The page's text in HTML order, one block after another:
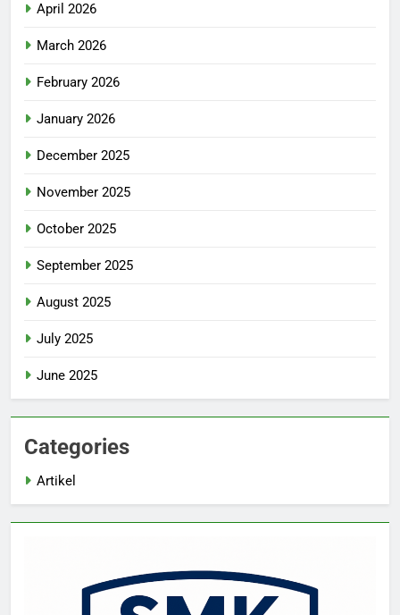
April 2026
March 2026
February 2026
January 2026
December 2025
November 2025
October 2025
September 2025
August 2025
July 2025
June 2025
Categories
Artikel